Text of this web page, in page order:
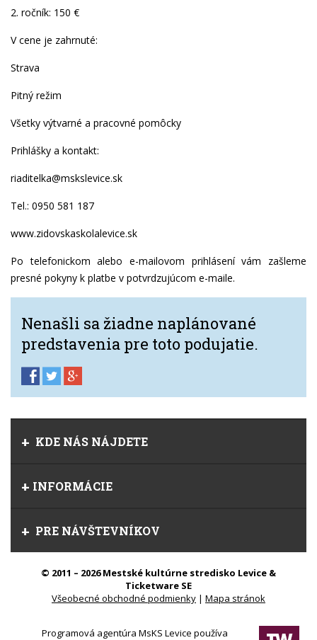
2. ročník: 150 €
V cene je zahrnuté:
Strava
Pitný režim
Všetky výtvarné a pracovné pomôcky
Prihlášky a kontakt:
riaditelka@mskslevice.sk
Tel.: 0950 581 187
www.zidovskaskolalevice.sk
Po telefonickom alebo e-mailovom prihlásení vám zašleme
presné pokyny k platbe v potvrdzujúcom e-maile.
Nenašli sa žiadne naplánované
predstavenia pre toto podujatie.
KDE NÁS NÁJDETE
INFORMÁCIE
PRE NÁVŠTEVNÍKOV
© 2011 – 2026 Mestské kultúrne stredisko Levice &
Ticketware SE
Všeobecné obchodné podmienky | Mapa stránok
Programová agentúra MsKS Levice používa